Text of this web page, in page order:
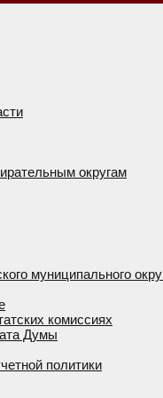
округам
муниципального
комиссиях
Думы
политики